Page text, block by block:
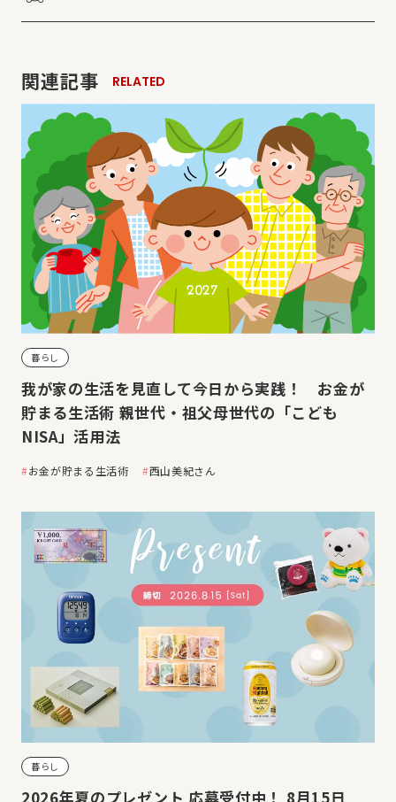
関連記事 RELATED
暮らし
我が家の生活を見直して今日から実践！ お金が
貯まる生活術 親世代・祖父母世代の「こども
NISA」活用法
お金が貯まる生活術 西山美紀さん
暮らし
2026年夏のプレゼント 応募受付中！ 8月15日